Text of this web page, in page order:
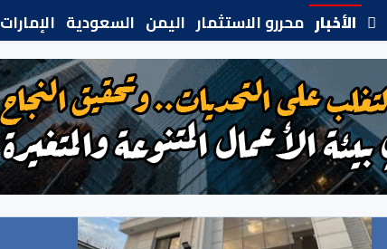
الأخبار محررو الاستثمار اليمن السعودية الإمارات